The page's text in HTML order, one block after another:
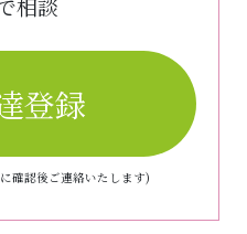
登録
確認後ご連絡いたします)